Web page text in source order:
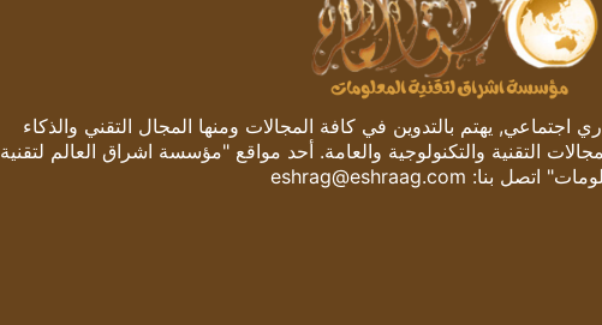
اجتماعي, يهتم بالتدوين في كافة المجالات ومنها المجال التقني والذكاء
التقنية والتكنولوجية والعامة. أحد مواقع "مؤسسة اشراق العالم لتقنية
اتصل بنا: eshrag@eshraag.com